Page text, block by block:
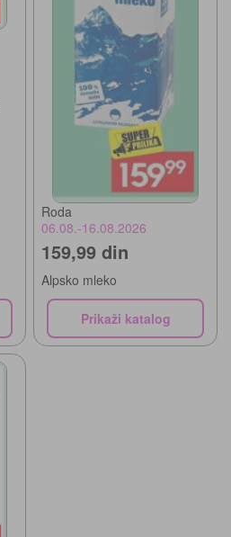
Roda
06.08.-16.08.2026
159,99 din
Alpsko mleko
Prikaži katalog